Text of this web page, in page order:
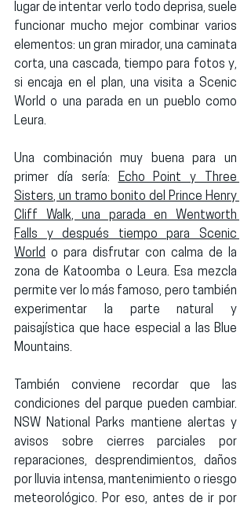
lugar de intentar verlo todo deprisa, suele
funcionar mucho mejor combinar varios
elementos: un gran mirador, una caminata
corta, una cascada, tiempo para fotos y,
si encaja en el plan, una visita a Scenic
World o una parada en un pueblo como
Leura.
Una combinación muy buena para un
primer día sería:
Echo Point y Three
Sisters, un tramo bonito del
Prince Henry
Cliff Walk, una parada en Wentworth
Falls y después tiempo para Scenic
World o para disfrutar con calma de la
zona de Katoomba o Leura. Esa mezcla
permite ver lo más famoso, pero también
experimentar la parte natural y
paisajística que hace especial a las Blue
Mountains.
También conviene recordar que las
condiciones del parque pueden cambiar.
NSW National Parks mantiene alertas y
avisos sobre cierres parciales por
reparaciones, desprendimientos, daños
por lluvia intensa, mantenimiento o riesgo
meteorológico. Por eso, antes de ir por